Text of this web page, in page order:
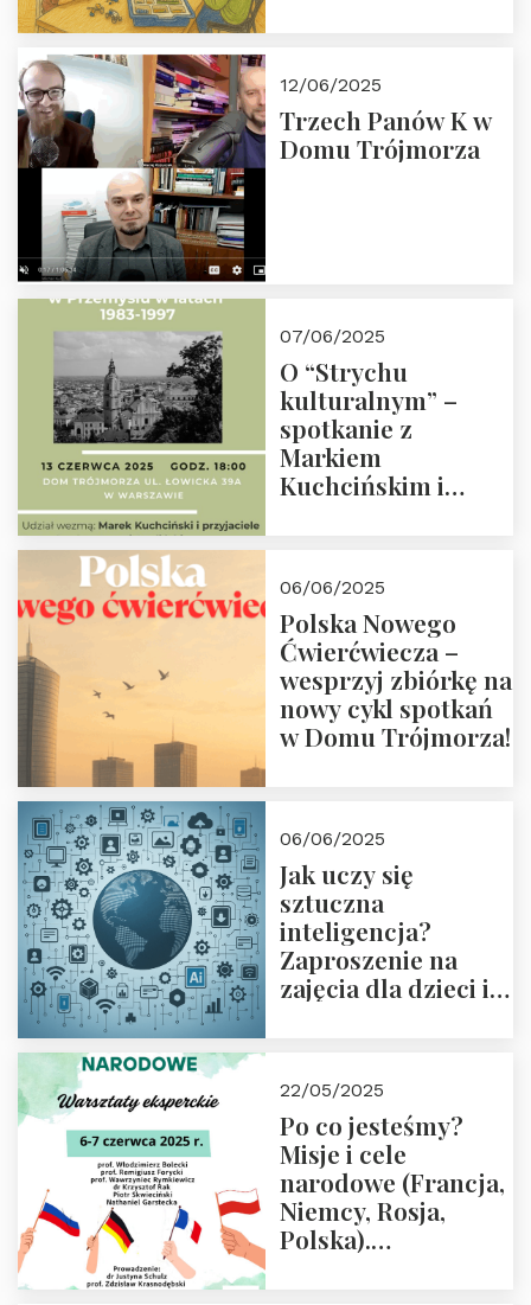
Fundacji
12/06/2025
Trzech Panów K w
Domu Trójmorza
07/06/2025
O “Strychu
kulturalnym” –
spotkanie z
Markiem
Kuchcińskim i
18:00
06/06/2025
Polska Nowego
Ćwierćwiecza –
wesprzyj zbiórkę na
nowy cykl spotkań
w Domu Trójmorza!
06/06/2025
Jak uczy się
sztuczna
inteligencja?
Zaproszenie na
zajęcia dla dzieci i
22/05/2025
Po co jesteśmy?
Misje i cele
narodowe (Francja,
Niemcy, Rosja,
Polska).